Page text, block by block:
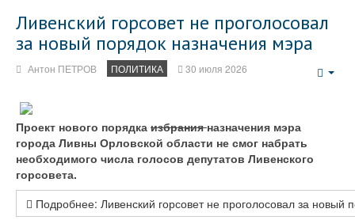
Ливенский горсовет не проголосовал
за новый порядок назначения мэра
Антон ПЕТРОВ ПОЛИТИКА 30 июля 2026
Проект нового порядка избранияназначения мэра
города Ливны Орловской области не смог набрать
необходимого числа голосов депутатов Ливенского
горсовета.
Подробнее: Ливенский горсовет не проголосовал за новый